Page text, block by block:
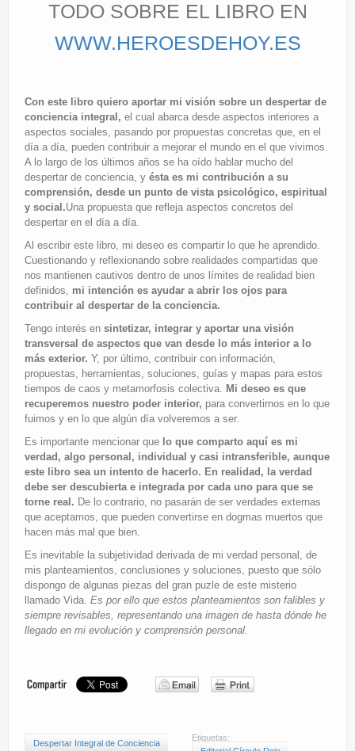
TODO SOBRE EL LIBRO EN
WWW.HEROESDEHOY.ES
Con este libro quiero aportar mi visión sobre un despertar de
conciencia integral, el cual abarca desde aspectos interiores a
aspectos sociales, pasando por propuestas concretas que, en el
día a día, pueden contribuir a mejorar el mundo en el que vivimos.
A lo largo de los últimos años se ha oído hablar mucho del
despertar de conciencia, y ésta es mi contribución a su
comprensión, desde un punto de vista psicológico, espiritual
y social.Una propuesta que refleja aspectos concretos del
despertar en el día a día.
Al escribir este libro, mi deseo es compartir lo que he aprendido.
Cuestionando y reflexionando sobre realidades compartidas que
nos mantienen cautivos dentro de unos límites de realidad bien
definidos, mi intención es ayudar a abrir los ojos para
contribuir al despertar de la conciencia.
Tengo interés en sintetizar, integrar y aportar una visión
transversal de aspectos que van desde lo más interior a lo
más exterior. Y, por último, contribuir con información,
propuestas, herramientas, soluciones, guías y mapas para estos
tiempos de caos y metamorfosis colectiva. Mi deseo es que
recuperemos nuestro poder interior, para convertirnos en lo que
fuimos y en lo que algún día volveremos a ser.
Es importante mencionar que lo que comparto aquí es mi
verdad, algo personal, individual y casi intransferible, aunque
este libro sea un intento de hacerlo. En realidad, la verdad
debe ser descubierta e integrada por cada uno para que se
torne real. De lo contrario, no pasarán de ser verdades externas
que aceptamos, que pueden convertirse en dogmas muertos que
hacen más mal que bien.
Es inevitable la subjetividad derivada de mi verdad personal, de
mis planteamientos, conclusiones y soluciones, puesto que sólo
dispongo de algunas piezas del gran puzle de este misterio
llamado Vida. Es por ello que estos planteamientos son falibles y
siempre revisables, representando una imagen de hasta dónde he
llegado en mi evolución y comprensión personal.
Etiquetas:
Despertar Integral de Conciencia